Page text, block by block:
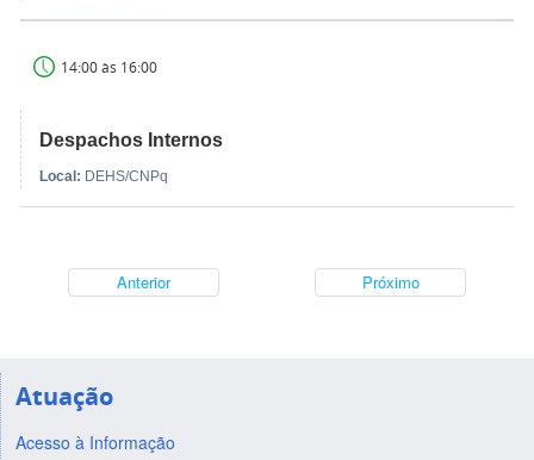
14:00 às 16:00
Despachos Internos
Local: DEHS/CNPq
Anterior Próximo
Atuação
Acesso à Informação